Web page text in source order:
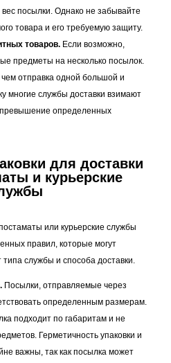
посылки. Однако не забывайте
товара и его требуемую защиту.
товаров. Если возможно,
предметы на несколько посылок.
отправка одной большой и
многие службы доставки взимают
определенных
для доставки
и курьерские
или курьерские службы
правил, которые могут
типа службы и способа доставки.
Посылки, отправляемые через
определенным размерам.
подходит по габаритам и не
Герметичность упаковки и
важны, так как посылка может